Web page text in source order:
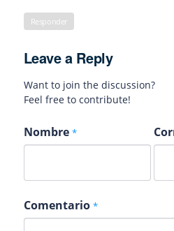
Responder
Leave a Reply
Want to join the discussion?
Feel free to contribute!
Nombre *
Comentario *